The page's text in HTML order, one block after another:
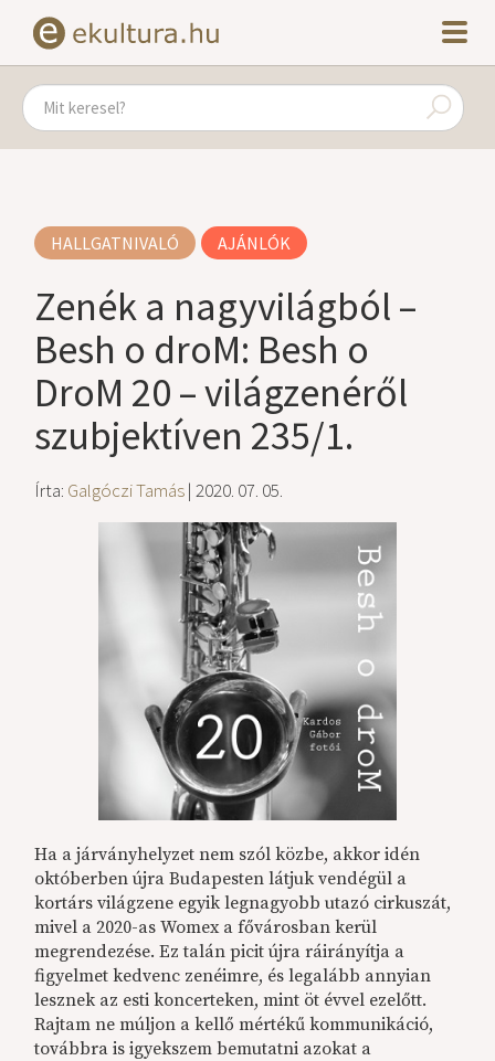
HALLGATNIVALÓ AJÁNLÓK
Zenék a nagyvilágból –
Besh o droM: Besh o
DroM 20 – világzenéről
szubjektíven 235/1.
Írta: Galgóczi Tamás| 2020. 07. 05.
Ha a járványhelyzet nem szól közbe, akkor idén
októberben újra Budapesten látjuk vendégül a
kortárs világzene egyik legnagyobb utazó cirkuszát,
mivel a 2020-as Womex a fővárosban kerül
megrendezése. Ez talán picit újra ráirányítja a
figyelmet kedvenc zenéimre, és legalább annyian
lesznek az esti koncerteken, mint öt évvel ezelőtt.
Rajtam ne múljon a kellő mértékű kommunikáció,
továbbra is igyekszem bemutatni azokat a